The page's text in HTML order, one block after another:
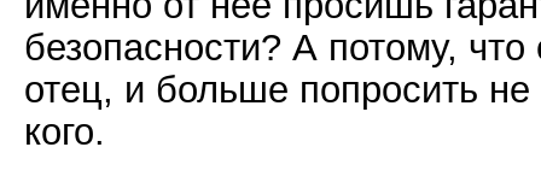
безопасности? А потому, что
отец, и больше попросить не
кого.